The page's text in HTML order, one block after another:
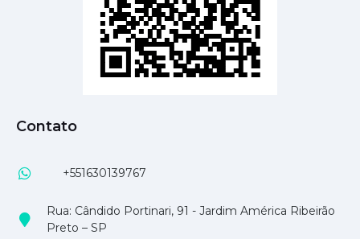
Contato
+551630139767
Rua: Cândido Portinari, 91 - Jardim América Ribeirão
Preto – SP